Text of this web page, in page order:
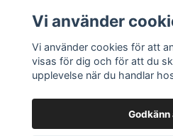
Vi använder
Vi använder cookies för att
visas för dig och för att du
upplevelse när du handlar
Godkänn